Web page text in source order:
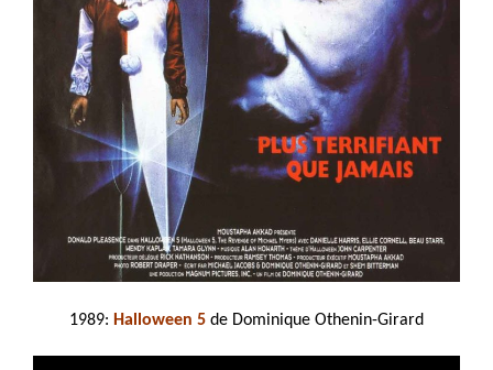
1989: Halloween 5 de Dominique Othenin-Girard